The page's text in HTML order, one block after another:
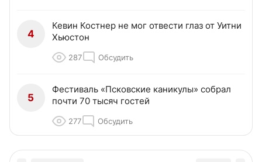
4
Кевин Костнер не мог отвести глаз от Уитни
Хьюстон
287 Обсудить
5
Фестиваль «Псковские каникулы» собрал
почти 70 тысяч гостей
277 Обсудить